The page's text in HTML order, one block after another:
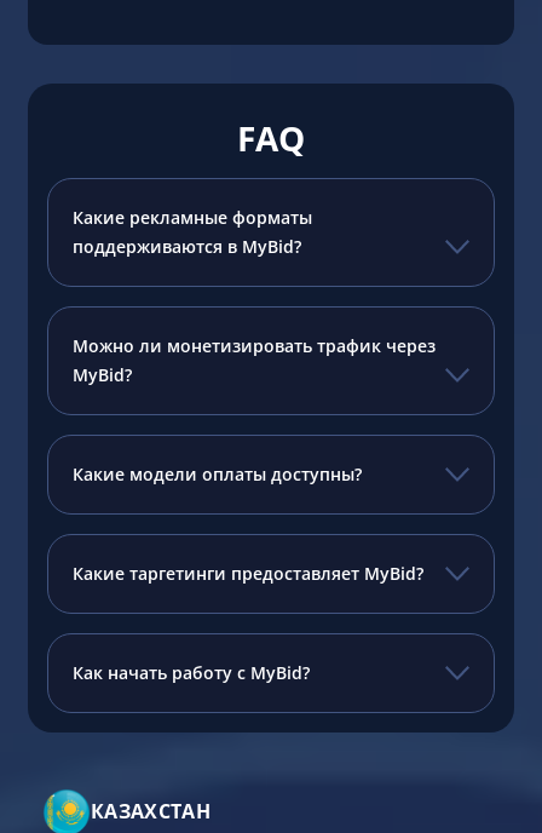
FAQ
Какие рекламные форматы
поддерживаются в MyBid?
Можно ли монетизировать трафик через
MyBid?
Какие модели оплаты доступны?
Какие таргетинги предоставляет MyBid?
Как начать работу с MyBid?
КАЗАХСТАН